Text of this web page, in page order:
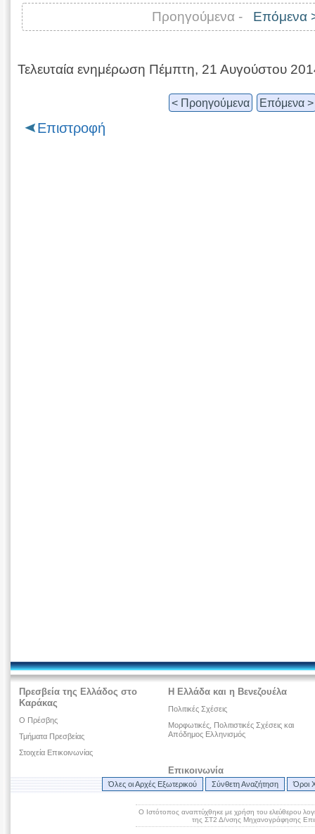
Προηγούμενα - Επόμενα
Τελευταία ενημέρωση Πέμπτη, 21 Αυγούστου
< Προηγούμενα Επόμενα >
Επιστροφή
Πρεσβεία της Ελλάδος στο
Καράκας
Ο Πρέσβης
Τμήματα Πρεσβείας
Στοιχεία Επικοινωνίας
Η Ελλάδα και η Βενεζουέλα
Πολιτικές Σχέσεις
Μορφωτικές, Πολιτιστικές Σχέσεις και
Απόδημος Ελληνισμός
Επικοινωνία
Όλες οι Αρχές Εξωτερικού Σύνθετη Αναζήτηση Όροι
Ο Ιστότοπος αναπτύχθηκε με χρήση του ελεύθερου
της ΣΤ2 Δ/νσης Μηχανογράφησης